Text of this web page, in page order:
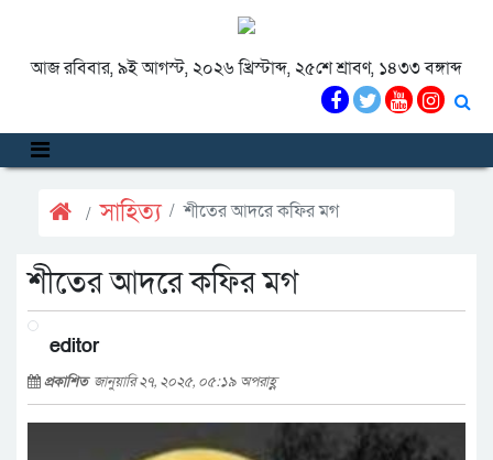
আজ রবিবার, ৯ই আগস্ট, ২০২৬ খ্রিস্টাব্দ, ২৫শে শ্রাবণ, ১৪৩৩ বঙ্গাব্দ
সাহিত্য শীতের আদরে কফির মগ
শীতের আদরে কফির মগ
editor
প্রকাশিত জানুয়ারি ২৭, ২০২৫, ০৫:১৯ অপরাহ্ণ